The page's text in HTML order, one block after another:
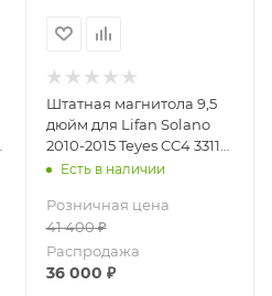
Штатная магнитола 9,5
дюйм для Lifan Solano
2010-2015 Teyes CC4 3311-
6875 экран 2K Android 13
Есть в наличии
Розничная цена
41 400₽
Распродажа
36 000 ₽